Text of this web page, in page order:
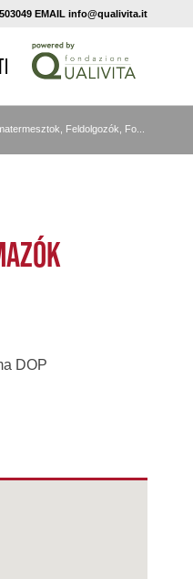
EMAIL info@qualivita.it
Feldolgozók, Fo...
DOP